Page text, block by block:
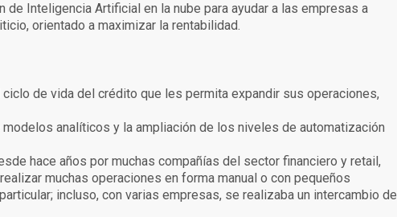
de Inteligencia Artificial en la nube para ayudar a las empresas a
orientado a maximizar la rentabilidad.
de vida del crédito que les permita expandir sus operaciones,
analíticos y la ampliación de los niveles de automatización
hace años por muchas compañías del sector financiero y retail,
muchas operaciones en forma manual o con pequeños
incluso, con varias empresas, se realizaba un intercambio de